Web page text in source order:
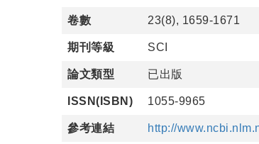
卷數 23(8), 1659-1671
期刊等級 SCI
論文類型 已出版
ISSN(ISBN) 1055-9965
參考連結 http://